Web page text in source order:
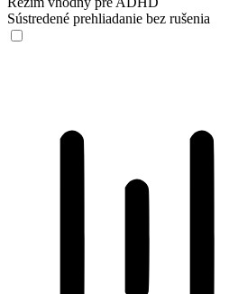
Sústredené prehliadanie bez rušenia